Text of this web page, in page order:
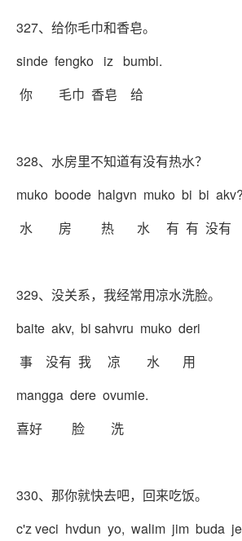
327、给你毛巾和香皂。
sinde fengko iz bumbi.
你 毛巾 香皂 给
328、水房里不知道有没有热水？
muko boode halgvn muko bi bi akv?
水 房 热 水 有 有 没有
329、没关系，我经常用凉水洗脸。
baite akv, bi sahvru muko deri
事 没有 我 凉 水 用
mangga dere ovumie.
喜好 脸 洗
330、那你就快去吧，回来吃饭。
c'z veci hvdun yo, walim jim buda